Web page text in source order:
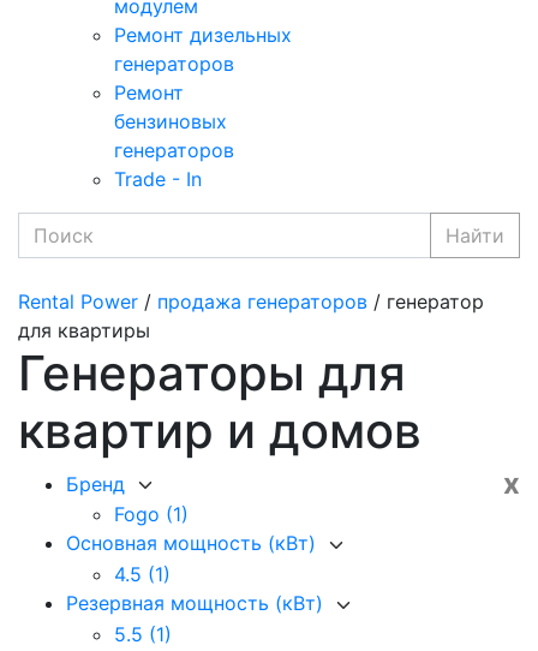
модулем
Ремонт дизельных
генераторов
Ремонт
бензиновых
генераторов
Trade - In
Найти
Rental Power / продажа генераторов / генератор
для квартиры
Генераторы для
квартир и домов
x
Бренд
Fogo (1)
Основная мощность (кВт)
4.5 (1)
Резервная мощность (кВт)
5.5 (1)